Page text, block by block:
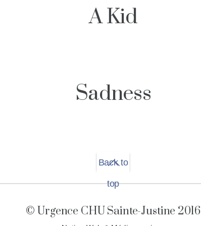
A Kid
Sadness
Back to
top
© Urgence CHU Sainte-Justine 2016